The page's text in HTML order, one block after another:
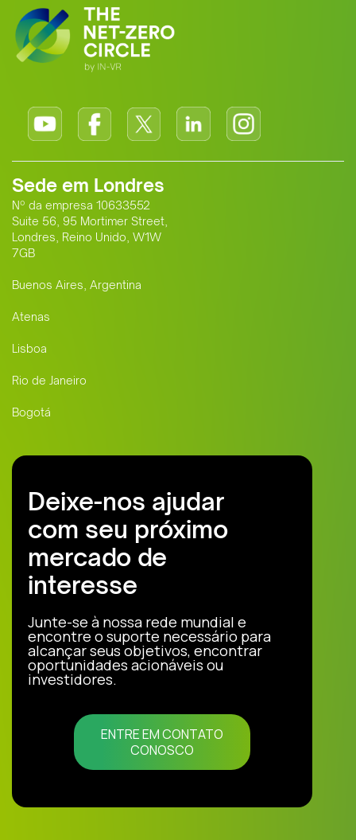
Sede em Londres
Nº da empresa 10633552
Suite 56, 95 Mortimer Street,
Londres, Reino Unido, W1W
7GB
Buenos Aires, Argentina
Atenas
Lisboa
Rio de Janeiro
Bogotá
Deixe-nos ajudar
com seu próximo
mercado de
interesse
Junte-se à nossa rede mundial e
encontre o suporte necessário para
alcançar seus objetivos, encontrar
oportunidades acionáveis ou
investidores.
ENTRE EM CONTATO
CONOSCO